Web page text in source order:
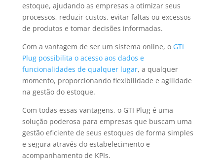
estoque, ajudando as empresas a otimizar seus
processos, reduzir custos, evitar faltas ou excessos
de produtos e tomar decisões informadas.
Com a vantagem de ser um sistema online, o GTI
Plug possibilita o acesso aos dados e
funcionalidades de qualquer lugar, a qualquer
momento, proporcionando flexibilidade e agilidade
na gestão do estoque.
Com todas essas vantagens, o GTI Plug é uma
solução poderosa para empresas que buscam uma
gestão eficiente de seus estoques de forma simples
e segura através do estabelecimento e
acompanhamento de KPIs.